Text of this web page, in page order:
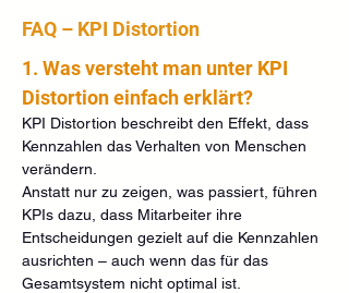
FAQ – KPI Distortion
1. Was versteht man unter KPI
Distortion einfach erklärt?
KPI Distortion beschreibt den Effekt, dass
Kennzahlen das Verhalten von Menschen
verändern.
Anstatt nur zu zeigen, was passiert, führen
KPIs dazu, dass Mitarbeiter ihre
Entscheidungen gezielt auf die Kennzahlen
ausrichten – auch wenn das für das
Gesamtsystem nicht optimal ist.